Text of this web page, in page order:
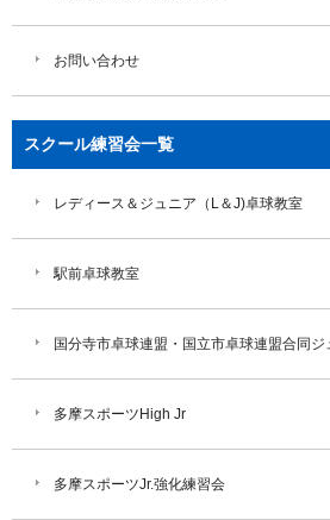
お問い合わせ
スクール練習会一覧
レディース＆ジュニア（L＆J)卓球教室
駅前卓球教室
国分寺市卓球連盟・国立市卓球連盟合同
多摩スポーツHigh Jr
多摩スポーツJr.強化練習会